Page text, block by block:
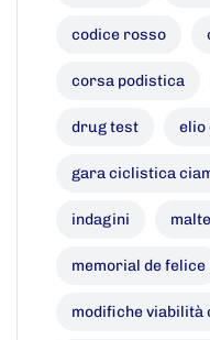
codice rosso
corsa podistica
drug test elio
gara ciclistica
indagini
memorial de felice
modifiche viabilità